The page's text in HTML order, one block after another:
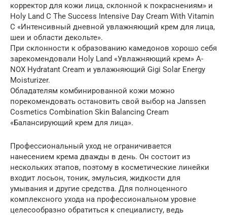
корректор для кожи лица, склонной к покраснениям» и
Holy Land C The Success Intensive Day Cream With Vitamin
C «Интенсивный дневной увлажняющий крем для лица,
шеи и области декольте».
При склонности к образованию камедонов хорошо себя
зарекомендовали Holy Land «Увлажняющий крем» A-
NOX Hydratant Cream и увлажняющий Gigi Solar Energy
Moisturizer.
Обладателям комбинированной кожи можно
порекомендовать остановить свой выбор на Janssen
Cosmetics Combination Skin Balancing Cream
«Балансирующий крем для лица».
Профессиональный уход не ограничивается
нанесением крема дважды в день. Он состоит из
нескольких этапов, поэтому в косметические линейки
входит лосьон, тоник, эмульсия, жидкости для
умывания и другие средства. Для полноценного
комплексного ухода на профессиональном уровне
целесообразно обратиться к специалисту, ведь